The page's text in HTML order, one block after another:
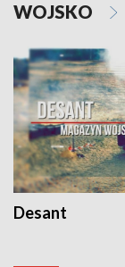
WOJSKO
Desant